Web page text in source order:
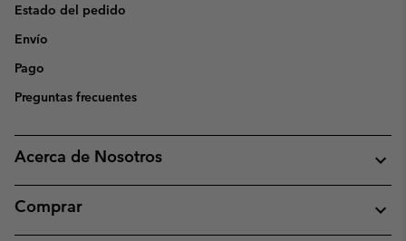
Estado del pedido
Envío
Pago
Preguntas frecuentes
Acerca de Nosotros
Comprar